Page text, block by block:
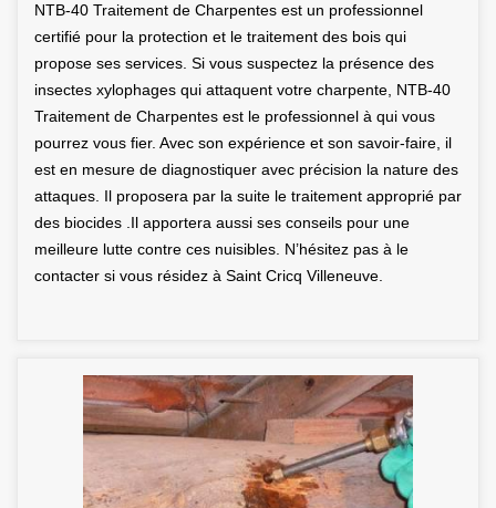
NTB-40 Traitement de Charpentes est un professionnel
certifié pour la protection et le traitement des bois qui
propose ses services. Si vous suspectez la présence des
insectes xylophages qui attaquent votre charpente, NTB-40
Traitement de Charpentes est le professionnel à qui vous
pourrez vous fier. Avec son expérience et son savoir-faire, il
est en mesure de diagnostiquer avec précision la nature des
attaques. Il proposera par la suite le traitement approprié par
des biocides .Il apportera aussi ses conseils pour une
meilleure lutte contre ces nuisibles. N’hésitez pas à le
contacter si vous résidez à Saint Cricq Villeneuve.